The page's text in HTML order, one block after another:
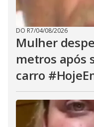
DO R7/04/08/2026
Mulher
metros após
carro